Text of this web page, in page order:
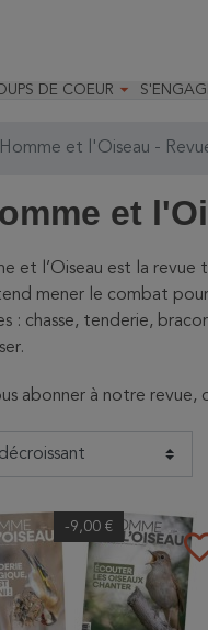
DE COEUR 
Faire un
et l'Oiseau -
et
et l’Oiseau est la
mener le combat
: chasse, tenderie,
abonner à notre revue,
-9,00 €